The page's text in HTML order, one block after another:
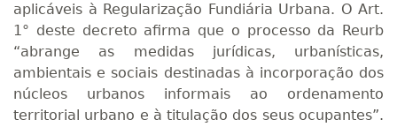
aplicáveis à Regularização Fundiária Urbana. O Art.
1° deste decreto afirma que o processo da Reurb
“abrange as medidas jurídicas, urbanísticas,
ambientais e sociais destinadas à incorporação dos
núcleos urbanos informais ao ordenamento
territorial urbano e à titulação dos seus ocupantes”.